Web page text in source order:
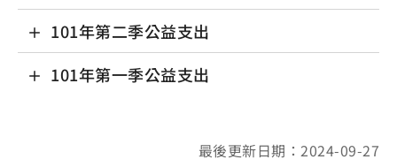
101年第二季公益支出
101年第一季公益支出
最後更新日期：2024-09-27